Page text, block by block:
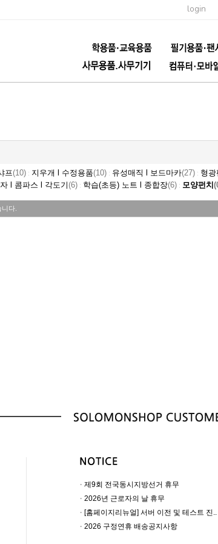
login
프(10) : 지우개 l 수정용품(10) : 유성매직 l 보드마카(27) : 형
자 l 콤파스 l 각도기 (6) : 학습(초등) 노트 l 종합장(6) : 모양펀치
다.
· 제9회 전국동시지방선거 휴무
· 2026년 근로자의 날 휴무
· [홈페이지리뉴얼] 서버 이전 및 테스트 진..
· 2026 구정연휴 배송공지사항